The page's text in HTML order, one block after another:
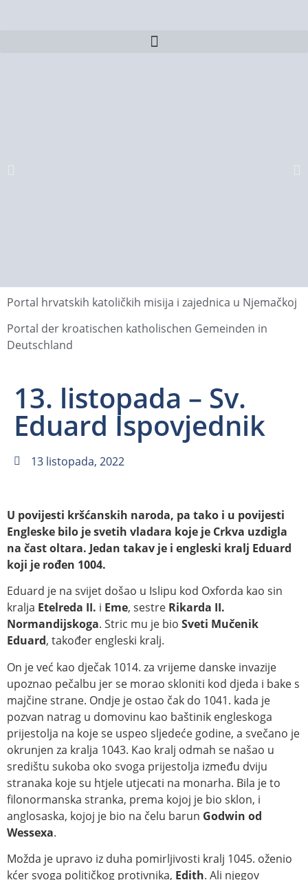
Portal hrvatskih katoličkih misija i zajednica u Njemačkoj
Portal der kroatischen katholischen Gemeinden in
Deutschland
13. listopada – Sv.
Eduard Ispovjednik
13 listopada, 2022
U povijesti kršćanskih naroda, pa tako i u povijesti
Engleske bilo je svetih vladara koje je Crkva uzdigla
na čast oltara. Jedan takav je i engleski kralj Eduard
koji je rođen 1004.
Eduard je na svijet došao u Islipu kod Oxforda kao sin
kralja Etelreda II. i Eme, sestre Rikarda II.
Normandijskoga. Stric mu je bio Sveti Mučenik
Eduard, također engleski kralj.
On je već kao dječak 1014. za vrijeme danske invazije
upoznao pečalbu jer se morao skloniti kod djeda i bake s
majčine strane. Ondje je ostao čak do 1041. kada je
pozvan natrag u domovinu kao baštinik engleskoga
prijestolja na koje se uspeo sljedeće godine, a svečano je
okrunjen za kralja 1043. Kao kralj odmah se našao u
središtu sukoba oko svoga prijestolja između dviju
stranaka koje su htjele utjecati na monarha. Bila je to
filonormanska stranka, prema kojoj je bio sklon, i
anglosaska, kojoj je bio na čelu barun Godwin od
Wessexa.
Možda je upravo iz duha pomirljivosti kralj 1045. oženio
kćer svoga političkog protivnika, Edith. Ali njegov